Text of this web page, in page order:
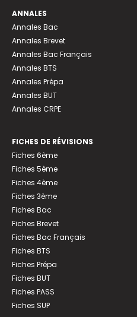
ANNALES
Annales Bac
Annales Brevet
Annales Bac Français
Annales BTS
Annales Prépa
Annales BUT
Annales CRPE
FICHES DE RÉVISIONS
Fiches 6ème
Fiches 5ème
Fiches 4ème
Fiches 3ème
Fiches Bac
Fiches Brevet
Fiches Bac Français
Fiches BTS
Fiches Prépa
Fiches BUT
Fiches PASS
Fiches SUP